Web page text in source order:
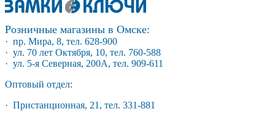
Розничные магазины в Омске:
· пр. Мира, 8, тел. 628-900
· ул. 70 лет Октября, 10, тел. 760-588
· ул. 5-я Северная, 200А, тел. 909-611
Оптовый отдел:
· Пристанционная, 21, тел. 331-881